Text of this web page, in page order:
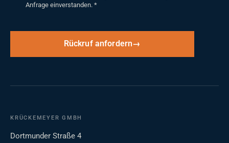
Anfrage einverstanden. *
Rückruf anfordern
KRÜCKEMEYER GMBH
Dortmunder Straße 4